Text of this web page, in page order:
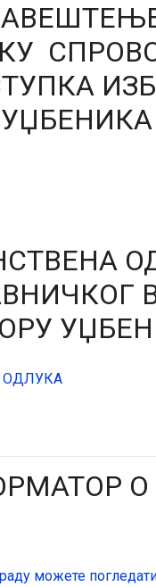
УЏБЕНИКА
ОДЛУКА
О
можете